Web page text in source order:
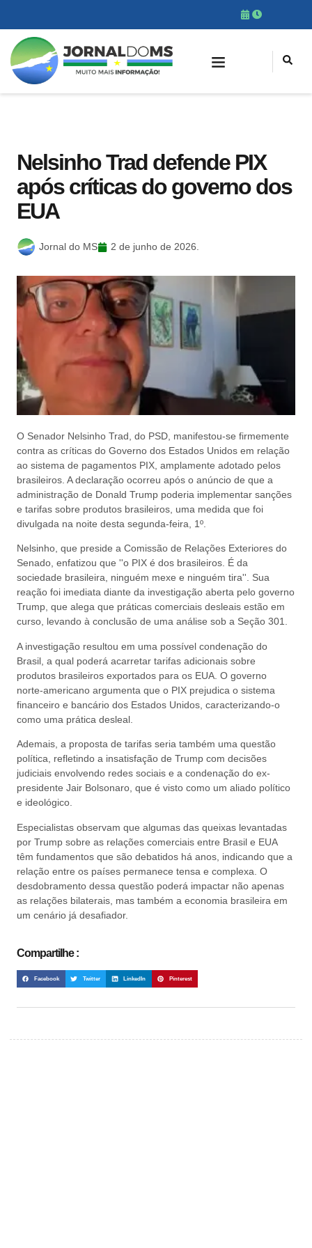
Nelsinho Trad defende PIX
após críticas do governo dos
EUA
Jornal do MS 2 de junho de 2026.
O Senador Nelsinho Trad, do PSD, manifestou-se firmemente
contra as críticas do Governo dos Estados Unidos em relação
ao sistema de pagamentos PIX, amplamente adotado pelos
brasileiros. A declaração ocorreu após o anúncio de que a
administração de Donald Trump poderia implementar sanções
e tarifas sobre produtos brasileiros, uma medida que foi
divulgada na noite desta segunda-feira, 1º.
Nelsinho, que preside a Comissão de Relações Exteriores do
Senado, enfatizou que ''o PIX é dos brasileiros. É da
sociedade brasileira, ninguém mexe e ninguém tira''. Sua
reação foi imediata diante da investigação aberta pelo governo
Trump, que alega que práticas comerciais desleais estão em
curso, levando à conclusão de uma análise sob a Seção 301.
A investigação resultou em uma possível condenação do
Brasil, a qual poderá acarretar tarifas adicionais sobre
produtos brasileiros exportados para os EUA. O governo
norte-americano argumenta que o PIX prejudica o sistema
financeiro e bancário dos Estados Unidos, caracterizando-o
como uma prática desleal.
Ademais, a proposta de tarifas seria também uma questão
política, refletindo a insatisfação de Trump com decisões
judiciais envolvendo redes sociais e a condenação do ex-
presidente Jair Bolsonaro, que é visto como um aliado político
e ideológico.
Especialistas observam que algumas das queixas levantadas
por Trump sobre as relações comerciais entre Brasil e EUA
têm fundamentos que são debatidos há anos, indicando que a
relação entre os países permanece tensa e complexa. O
desdobramento dessa questão poderá impactar não apenas
as relações bilaterais, mas também a economia brasileira em
um cenário já desafiador.
Compartilhe :
Facebook Twitter LinkedIn Pinterest